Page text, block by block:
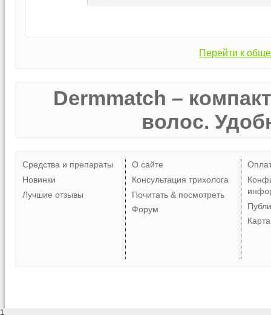
Перейти к
Dermmatch –
волос.
Средства и препараты
Новинки
Лучшие отзывы
О сайте
Консультация трихолога
Почитать & посмотреть
Форум
1